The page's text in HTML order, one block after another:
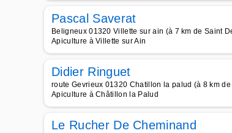
Pascal Saverat
Beligneux 01320 Villette sur ain (à 7 km de Saint
Apiculture à Villette sur Ain
Didier Ringuet
route Gevrieux 01320 Chatillon la palud (à 8 km
Apiculture à Châtillon la Palud
Le Rucher De Cheminand